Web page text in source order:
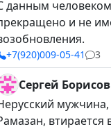
данным
и не
+7(920)009-05-41 3
Сергей
втирается